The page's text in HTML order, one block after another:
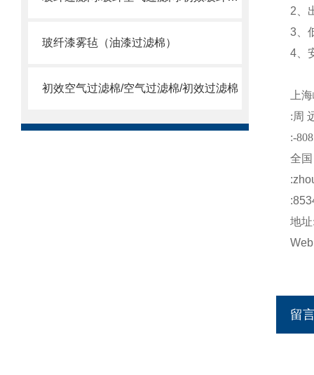
玻纤漆雾毡（油漆过滤棉）
初效空气过滤棉/空气过滤棉/初效过滤棉
2
3
4
上海
:周
:-808
全
:
地址
Web
留